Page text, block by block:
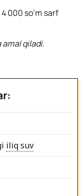
000 so’m sarf
qiladi.
iliq suv